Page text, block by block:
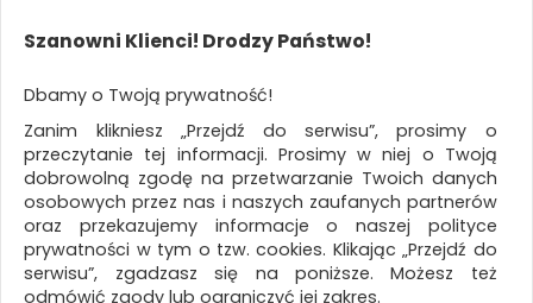
KATEGORIE
WSZYSTKIE KATEGORIE
FILTRY
Więcej
Szanowni Klienci! Drodzy Państwo!
Dbamy o Twoją prywatność!
Zanim klikniesz „Przejdź do serwisu”, prosimy o
przeczytanie tej informacji. Prosimy w niej o Twoją
dobrowolną zgodę na przetwarzanie Twoich danych
osobowych przez nas i naszych zaufanych partnerów
oraz przekazujemy informacje o naszej polityce
prywatności w tym o tzw. cookies. Klikając „Przejdź do
serwisu”, zgadzasz się na poniższe. Możesz też
odmówić zgody lub ograniczyć jej zakres.